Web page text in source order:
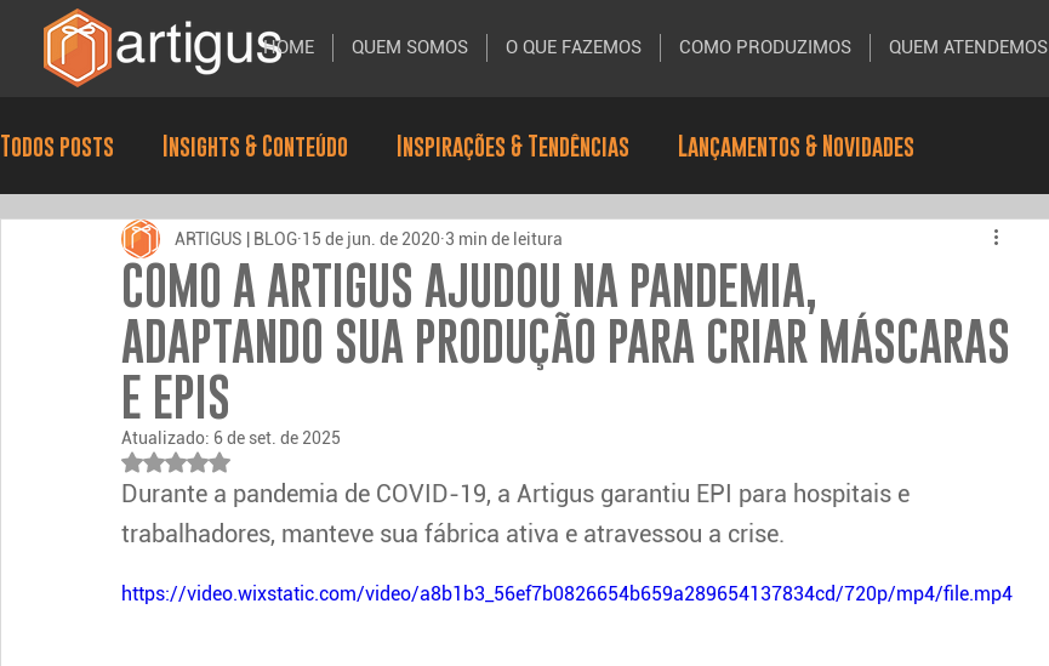
HOME QUEM SOMOS O QUE FAZEMOS COMO PRODUZIMOS QUEM ATENDEMOS
Todos posts Insights & Conteúdo Inspirações & Tendências Lançamentos & Novidades
COMO A ARTIGUS AJUDOU NA PANDEMIA,
ADAPTANDO SUA PRODUÇÃO PARA CRIAR MÁSCARAS
E EPIS
ARTIGUS | BLOG 15 de jun. de 2020 3 min de leitura
Atualizado: 6 de set. de 2025
Avaliado com NaN de 5 estrelas.
Durante a pandemia de COVID-19, a Artigus garantiu EPI para hospitais e
trabalhadores, manteve sua fábrica ativa e atravessou a crise.
https://video.wixstatic.com/video/a8b1b3_56ef7b0826654b659a289654137834cd/720p/mp4/file.mp4